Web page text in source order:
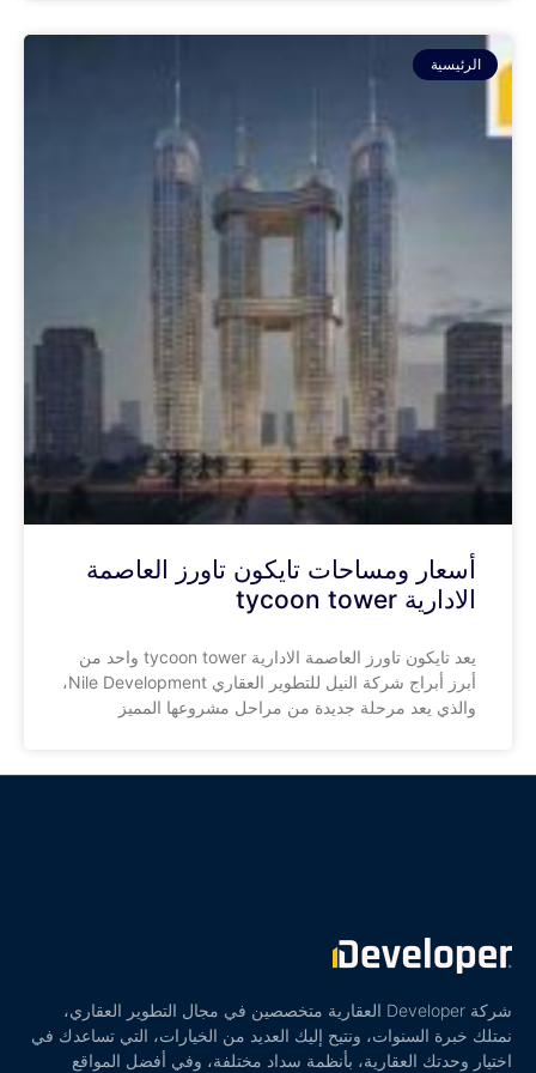
الرئيسية
أسعار ومساحات تايكون تاورز العاصمة
الادارية tycoon tower
يعد تايكون تاورز العاصمة الادارية tycoon tower واحد من
أبرز أبراج شركة النيل للتطوير العقاري Nile Development،
والذي يعد مرحلة جديدة من مراحل مشروعها المميز
شركة Developer العقارية متخصصين في مجال التطوير العقاري،
نمتلك خبرة السنوات، ونتيح إليك العديد من الخيارات، التي تساعدك في
اختيار وحدتك العقارية، بأنظمة سداد مختلفة، وفي أفضل المواقع